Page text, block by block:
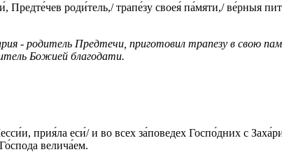
роди́тель,/ трапе́зу своея́ па́мяти,/ ве́рныя
- родитель Предтечи, приготовил трапезу в
Божией благодати.
прия́ла еси́/ и во всех за́поведех Госпо́дних с
велича́ем.